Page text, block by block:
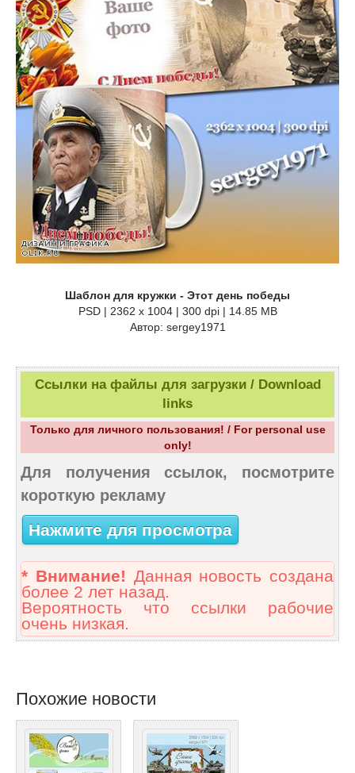
Шаблон для кружки - Этот день победы
PSD | 2362 x 1004 | 300 dpi | 14.85 MB
Автор: sergey1971
Ссылки на файлы для загрузки / Download
links
Только для личного пользования! / For personal use
only!
Для получения ссылок, посмотрите
короткую рекламу
Нажмите для просмотра
* Внимание! Данная новость создана
более 2 лет назад.
Вероятность что ссылки рабочие
очень низкая.
Похожие новости